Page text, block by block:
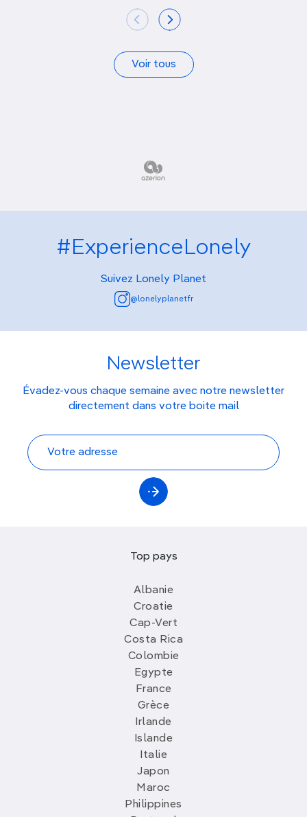
Voir tous
#ExperienceLonely
Suivez Lonely Planet
@lonelyplanetfr
Newsletter
Évadez-vous chaque semaine avec notre newsletter
directement dans votre boite mail
Top pays
Albanie
Croatie
Cap-Vert
Costa Rica
Colombie
Egypte
France
Grèce
Irlande
Islande
Italie
Japon
Maroc
Philippines